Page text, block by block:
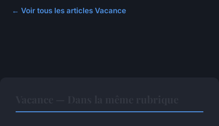
← Voir tous les articles Vacance